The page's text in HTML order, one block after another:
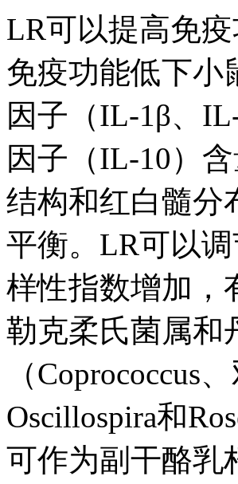
LR可以提高免
免疫功能低下小
因子（IL-1β、
因子（IL-10）
结构和红白髓分
平衡。LR可以
样性指数增加，
勒克柔氏菌属和
（Coprococcus
Oscillospira和
可作为副干酪乳